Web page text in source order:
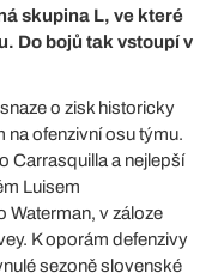
skupina L, ve které
Do bojů tak vstoupí v
o zisk historicky
ofenzivní osu týmu.
Carrasquilla a nejlepší
Luisem
Waterman, v záloze
K oporám defenzivy
sezoně slovenské